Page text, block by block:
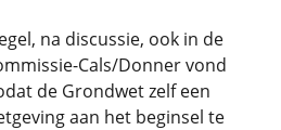
na discussie, ook in de
Cals/Donner vond
de Grondwet zelf een
aan het beginsel te